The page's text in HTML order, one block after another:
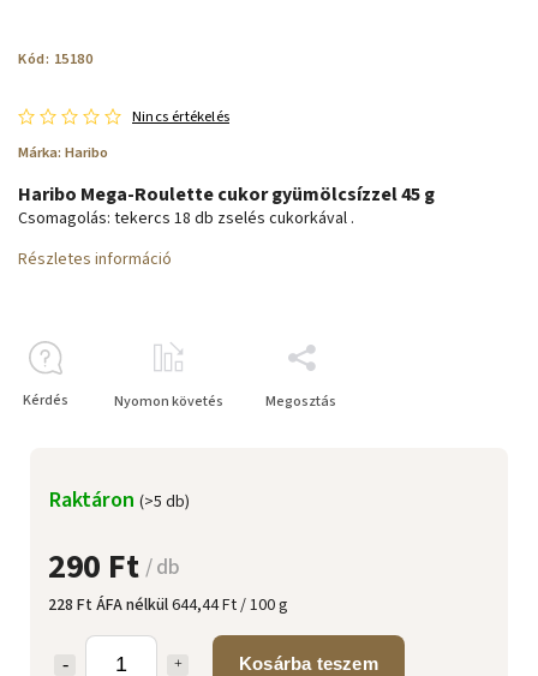
Kód: 15180
Nincs értékelés
Márka: Haribo
290 Ft / db
228 Ft ÁFA nélkül644,44 Ft / 100 g
Kosárba teszem
Raktáron (>5 db)
Haribo Mega-Roulette cukor gyümölcsízzel 45 g
Csomagolás: tekercs 18 db zselés cukorkával .
Részletes információ
Kérdés Nyomon követés Megosztás